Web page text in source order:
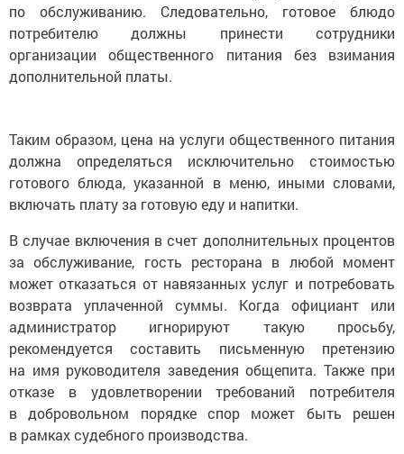
по обслуживанию. Следовательно, готовое блюдо
потребителю должны принести сотрудники
организации общественного питания без взимания
дополнительной платы.
Таким образом, цена на услуги общественного питания
должна определяться исключительно стоимостью
готового блюда, указанной в меню, иными словами,
включать плату за готовую еду и напитки.
В случае включения в счет дополнительных процентов
за обслуживание, гость ресторана в любой момент
может отказаться от навязанных услуг и потребовать
возврата уплаченной суммы. Когда официант или
администратор игнорируют такую просьбу,
рекомендуется составить письменную претензию
на имя руководителя заведения общепита. Также при
отказе в удовлетворении требований потребителя
в добровольном порядке спор может быть решен
в рамках судебного производства.